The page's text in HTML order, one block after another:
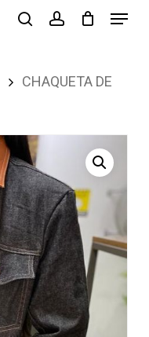
Menu
CHAQUETA DEMenu